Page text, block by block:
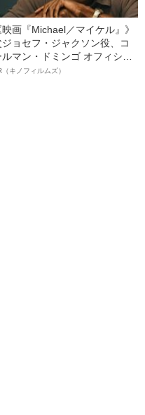
映画『Michael／マイケル』》
ジョセフ・ジャクソン役、コ
ルマン・ドミンゴ オフィシャ
インタビュー“観客を魅了した
（キノフィルムズ）